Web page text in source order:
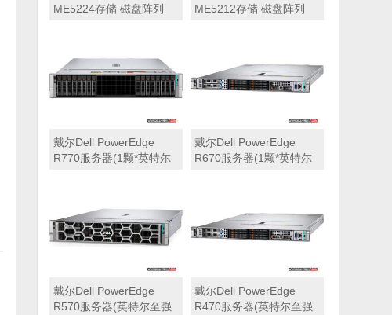
ME5224存储 磁盘阵列
ME5212存储 磁盘阵列
戴尔Dell PowerEdge
R770服务器(1颗*英特尔
PERC H965i阵列卡丨
800W双电源丨三年保修)
戴尔Dell PowerEdge
R670服务器(1颗*英特尔
PERC H965i阵列卡丨
800W双电源丨三年保修)
戴尔Dell PowerEdge
R570服务器(英特尔至强
戴尔Dell PowerEdge
R470服务器(英特尔至强